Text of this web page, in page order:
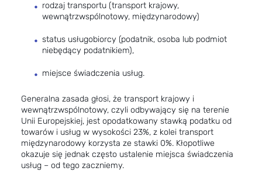
rodzaj transportu (transport krajowy,
wewnątrzwspólnotowy, międzynarodowy)
status usługobiorcy (podatnik, osoba lub podmiot
niebędący podatnikiem),
miejsce świadczenia usług.
Generalna zasada głosi, że transport krajowy i
wewnątrzwspólnotowy, czyli odbywający się na terenie
Unii Europejskiej, jest opodatkowany stawką podatku od
towarów i usług w wysokości 23%, z kolei transport
międzynarodowy korzysta ze stawki 0%. Kłopotliwe
okazuje się jednak często ustalenie miejsca świadczenia
usług – od tego zaczniemy.